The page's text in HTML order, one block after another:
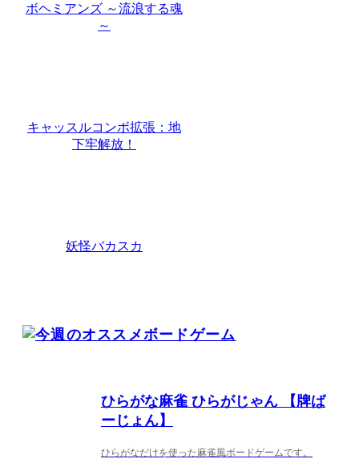
ボヘミアンズ ～流浪する魂
～
キャッスルコンボ拡張：地
下牢解放！
妖怪バカスカ
ひらがな麻雀 ひらがじゃん 【牌ば
ーじょん】
ひらがなだけを使った麻雀風ボードゲームです。